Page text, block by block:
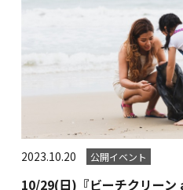
2023.10.20 公開イベント
10/29(日)『ビーチクリー